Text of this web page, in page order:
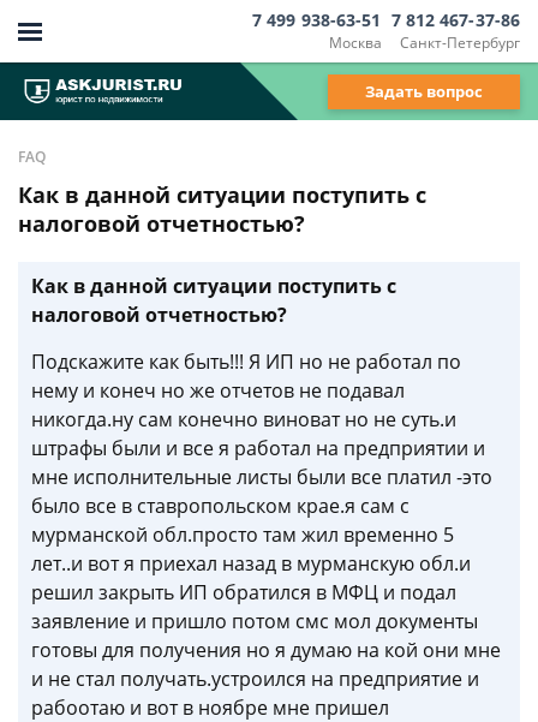
Москва
7 499 938-63-51
Санкт-Петербург
7 812 467-37-86
Задать вопрос
FAQ
Как в данной ситуации поступить с
налоговой отчетностью?
Как в данной ситуации поступить с
налоговой отчетностью?
Подскажите как быть!!! Я ИП но не работал по
нему и конеч но же отчетов не подавал
никогда.ну сам конечно виноват но не суть.и
штрафы были и все я работал на предприятии и
мне исполнительные листы были все платил -это
было все в ставропольском крае.я сам с
мурманской обл.просто там жил временно 5
лет..и вот я приехал назад в мурманскую обл.и
решил закрыть ИП обратился в МФЦ и подал
заявление и пришло потом смс мол документы
готовы для получения но я думаю на кой они мне
и не стал получать.устроился на предприятие и
рабоотаю и вот в ноябре мне пришел